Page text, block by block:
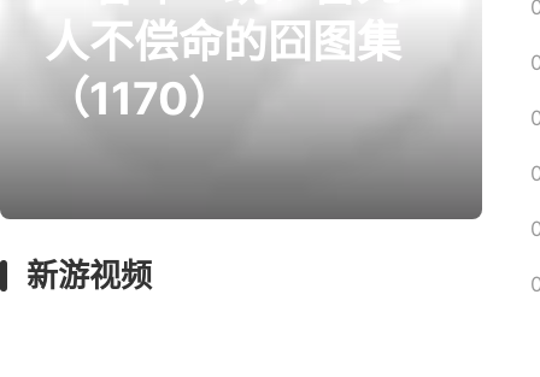
人不偿命的囧图集
（1170）
新游视频